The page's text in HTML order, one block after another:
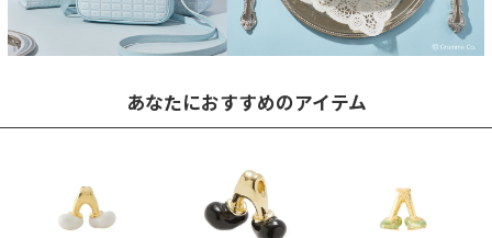
あなたにおすすめのアイテム